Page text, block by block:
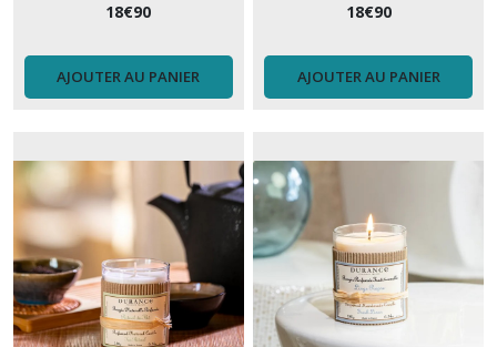
18€90
AJOUTER AU PANIER
18€90
AJOUTER AU PANIER